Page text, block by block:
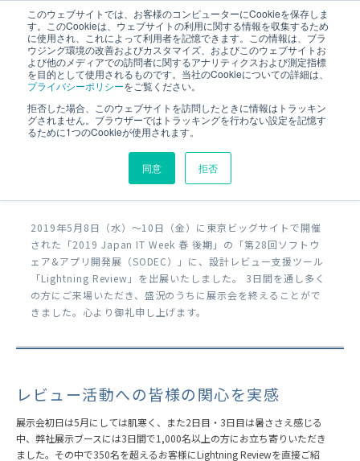
このウェブサイトでは、お客様のコンピューターにCookieを保存しま
す。このCookieは、ウェブサイトの利用に関する情報を収集するため
に使用され、これによって利用者を記憶できます。この情報は、ブラ
ウジング環境の改善およびカスタマイズ、およびこのウェブサイトお
よび他のメディアでの訪問者に関するアナリティクスおよび測定指標
を目的として使用されるものです。当社のCookieについての詳細は、
プライバシーポリシーをご覧ください。
拒否した場合、このウェブサイトを訪問したときに情報はトラッキン
グされません。ブラウザーではトラッキングを行わない設定を記憶す
るために1つのCookieが使用されます。
同意 拒否
2019.05.20
第28回ソフトウェア&アプリ開発展
（SODEC）出展のご報告と来場の御礼
2019年5月8日（水）～10日（金）に東京ビッグサイトで開催
された「2019 Japan IT Week 春 後期」の「第28回ソフトウ
ェア&アプリ開発展（SODEC）」に、設計レビュー支援ツール
「Lightning Review」を出展いたしました。 3日間を通し多く
の方にご来場いただき、盛況のうちに展示会を終えることがで
きました。心より御礼申し上げます。
レビュー活動への皆様の関心を実感
展示会初日は5月にしては肌寒く、また2日目・3日目は暑ささえ感じる
中、弊社展示ブースには3日間で1,000名以上の方にお立ち寄りいただき
ました。その中で350名を超えるお客様にLightning Reviewを直接ご紹